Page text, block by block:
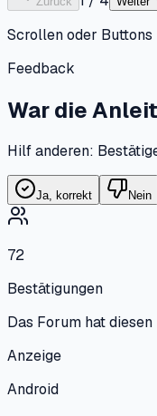
Scrollen oder
Feedback
War die
Hilf anderen:
Ja, korrekt Nein
72
Bestätigungen
Das Forum hat
Anzeige
Android